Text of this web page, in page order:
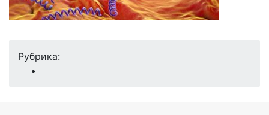
Рубрика: